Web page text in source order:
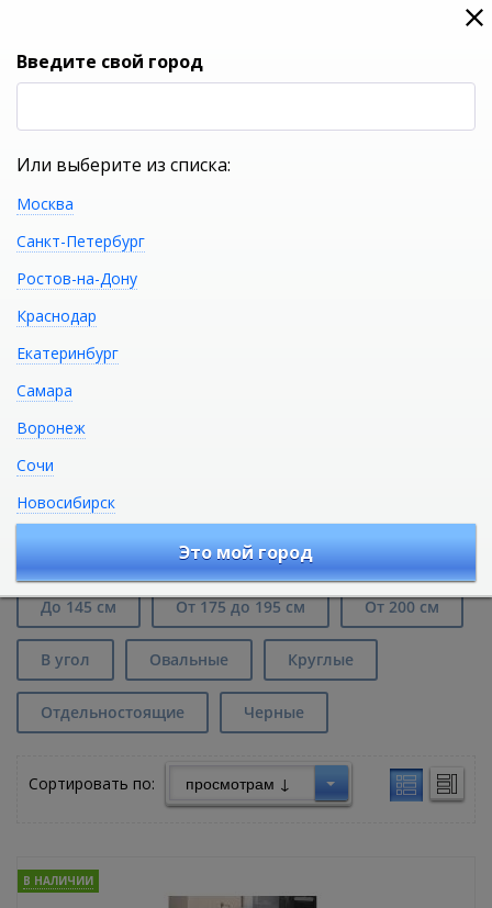
0
Каменные ванны длиной от 150 до
170 см в Ростове-на-Дону
До 145 см От 175 до 195 см От 200 см
В угол Овальные Круглые
Отдельностоящие Черные
Сортировать по:
В НАЛИЧИИ
Введите свой город
Или выберите из списка:
Москва
Санкт-Петербург
Ростов-на-Дону
Краснодар
Екатеринбург
Самара
Воронеж
Сочи
Новосибирск
Это мой город